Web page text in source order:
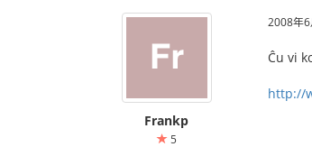
Frankp
5
2008年
Ĉu vi
http://